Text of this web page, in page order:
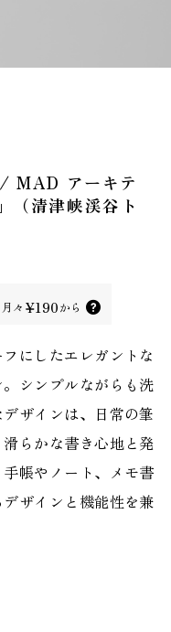
MAD アーキテ
清津峡渓谷ト
月々 ¥190から
にしたエレガントな
シンプルながらも洗
ザインは、日常の筆
らかな書き心地と発
帳やノート、メモ書
ザインと機能性を兼